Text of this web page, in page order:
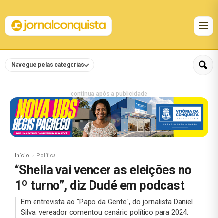
Navegue pelas categorias
continua após a publicidade
Início Política
“Sheila vai vencer as eleições no
1º turno”, diz Dudé em podcast
Em entrevista ao "Papo da Gente", do jornalista Daniel
Silva, vereador comentou cenário político para 2024.